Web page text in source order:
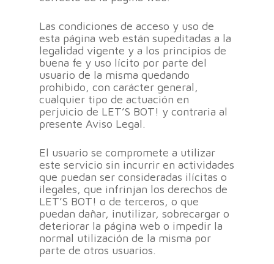
Las condiciones de acceso y uso de
esta página web están supeditadas a la
legalidad vigente y a los principios de
buena fe y uso lícito por parte del
usuario de la misma quedando
prohibido, con carácter general,
cualquier tipo de actuación en
perjuicio de LET’S BOT! y contraria al
presente Aviso Legal.
El usuario se compromete a utilizar
este servicio sin incurrir en actividades
que puedan ser consideradas ilícitas o
ilegales, que infrinjan los derechos de
LET’S BOT! o de terceros, o que
puedan dañar, inutilizar, sobrecargar o
deteriorar la página web o impedir la
normal utilización de la misma por
parte de otros usuarios.